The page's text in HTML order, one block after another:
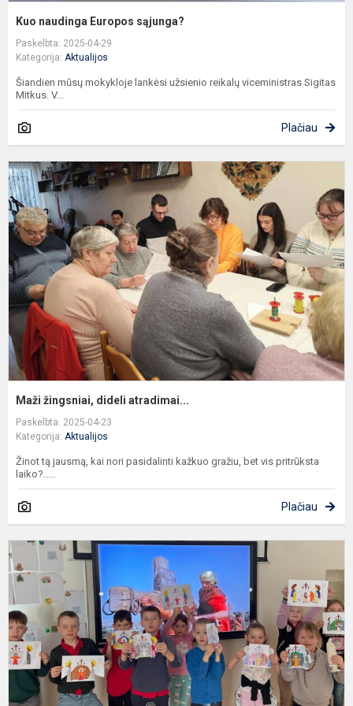
Kuo naudinga Europos sąjunga?
Paskelbta: 2025-04-29
Kategorija: Aktualijos
Šiandien mūsų mokykloje lankėsi užsienio reikalų viceministras Sigitas
Mitkus. V...
Plačiau
Maži žingsniai, dideli atradimai...
Paskelbta: 2025-04-23
Kategorija: Aktualijos
Žinot tą jausmą, kai nori pasidalinti kažkuo gražiu, bet vis pritrūksta
laiko?.....
Plačiau